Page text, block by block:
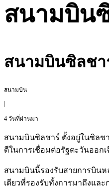
สนามบิน
สนามบินซิลชา
สนามบิน
4 วันที่ผ่านมา
สนามบินซิลชาร์ ตั้งอยู่ในซิลช
ดีในการเชื่อมต่อรัฐตะวันออก
สนามบินนี้รองรับสายการบินห
เดียวที่รองรับทั้งการมาถึงแล